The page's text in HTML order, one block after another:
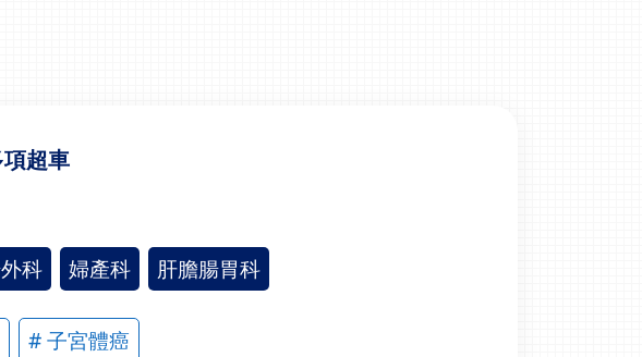
超車
科 婦產科 肝膽腸胃科
# 子宮體癌